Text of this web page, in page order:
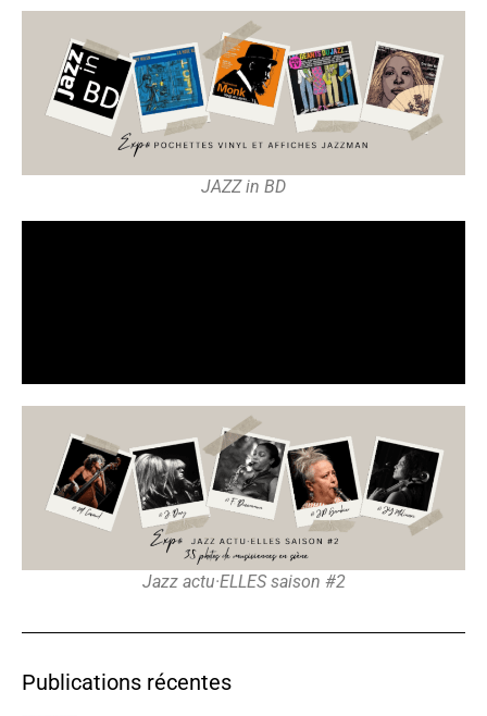
JAZZ in BD
Jazz actu·ELLES saison #2
Publications récentes